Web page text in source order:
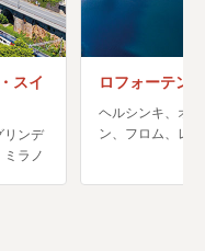
スイ
リンデ
ミラノ
ロフォーテン
ヘルシンキ、オ
ン、フロム、レ